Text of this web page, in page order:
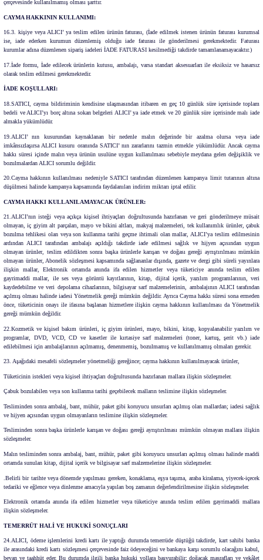
çerçevesinde kullanılmamış olması şarttır.
CAYMA HAKKININ KULLANIMI:
16.3. kişiye veya ALICI’ ya teslim edilen ürünün faturası, (İade edilmek istenen ürünün faturası kurumsal
ise, iade ederken kurumun düzenlemiş olduğu iade faturası ile gönderilmesi gerekmektedir. Faturası
kurumlar adına düzenlenen sipariş iadeleri İADE FATURASI kesilmediği takdirde tamamlanamayacaktır.)
17.İade formu, İade edilecek ürünlerin kutusu, ambalajı, varsa standart aksesuarları ile eksiksiz ve hasarsız
olarak teslim edilmesi gerekmektedir.
İADE KOŞULLARI:
18.SATICI, cayma bildiriminin kendisine ulaşmasından itibaren en geç 10 günlük süre içerisinde toplam
bedeli ve ALICI’yı borç altına sokan belgeleri ALICI’ ya iade etmek ve 20 günlük süre içerisinde malı iade
almakla yükümlüdür.
19.ALICI’ nın kusurundan kaynaklanan bir nedenle malın değerinde bir azalma olursa veya iade
imkânsızlaşırsa ALICI kusuru oranında SATICI’ nın zararlarını tazmin etmekle yükümlüdür. Ancak cayma
hakkı süresi içinde malın veya ürünün usulüne uygun kullanılması sebebiyle meydana gelen değişiklik ve
bozulmalardan ALICI sorumlu değildir.
20.Cayma hakkının kullanılması nedeniyle SATICI tarafından düzenlenen kampanya limit tutarının altına
düşülmesi halinde kampanya kapsamında faydalanılan indirim miktarı iptal edilir.
CAYMA HAKKI KULLANILAMAYACAK ÜRÜNLER:
21.ALICI’nın isteği veya açıkça kişisel ihtiyaçları doğrultusunda hazırlanan ve geri gönderilmeye müsait
olmayan, iç giyim alt parçaları, mayo ve bikini altları, makyaj malzemeleri, tek kullanımlık ürünler, çabuk
bozulma tehlikesi olan veya son kullanma tarihi geçme ihtimali olan mallar, ALICI’ya teslim edilmesinin
ardından ALICI tarafından ambalajı açıldığı takdirde iade edilmesi sağlık ve hijyen açısından uygun
olmayan ürünler, teslim edildikten sonra başka ürünlerle karışan ve doğası gereği ayrıştırılması mümkün
olmayan ürünler, Abonelik sözleşmesi kapsamında sağlananlar dışında, gazete ve dergi gibi süreli yayınlara
ilişkin mallar, Elektronik ortamda anında ifa edilen hizmetler veya tüketiciye anında teslim edilen
gayrimaddi mallar, ile ses veya görüntü kayıtlarının, kitap, dijital içerik, yazılım programlarının, veri
kaydedebilme ve veri depolama cihazlarının, bilgisayar sarf malzemelerinin, ambalajının ALICI tarafından
açılmış olması halinde iadesi Yönetmelik gereği mümkün değildir. Ayrıca Cayma hakkı süresi sona ermeden
önce, tüketicinin onayı ile ifasına başlanan hizmetlere ilişkin cayma hakkının kullanılması da Yönetmelik
gereği mümkün değildir.
22.Kozmetik ve kişisel bakım ürünleri, iç giyim ürünleri, mayo, bikini, kitap, kopyalanabilir yazılım ve
programlar, DVD, VCD, CD ve kasetler ile kırtasiye sarf malzemeleri (toner, kartuş, şerit vb.) iade
edilebilmesi için ambalajlarının açılmamış, denenmemiş, bozulmamış ve kullanılmamış olmaları gerekir.
23. Aşağıdaki mesafeli sözleşmeler yönetmeliği gereğince; cayma hakkının kullanılmayacak ürünler,
Tüketicinin istekleri veya kişisel ihtiyaçları doğrultusunda hazırlanan mallara ilişkin sözleşmeler.
Çabuk bozulabilen veya son kullanma tarihi geçebilecek malların teslimine ilişkin sözleşmeler.
Tesliminden sonra ambalaj, bant, mühür, paket gibi koruyucu unsurları açılmış olan mallardan; iadesi sağlık
ve hijyen açısından uygun olmayanların teslimine ilişkin sözleşmeler.
Tesliminden sonra başka ürünlerle karışan ve doğası gereği ayrıştırılması mümkün olmayan mallara ilişkin
sözleşmeler.
Malın tesliminden sonra ambalaj, bant, mühür, paket gibi koruyucu unsurları açılmış olması halinde maddi
ortamda sunulan kitap, dijital içerik ve bilgisayar sarf malzemelerine ilişkin sözleşmeler.
.Belirli bir tarihte veya dönemde yapılması gereken, konaklama, eşya taşıma, araba kiralama, yiyecek-içecek
tedariki ve eğlence veya dinlenme amacıyla yapılan boş zamanın değerlendirilmesine ilişkin sözleşmeler.
Elektronik ortamda anında ifa edilen hizmetler veya tüketiciye anında teslim edilen gayrimaddi mallara
ilişkin sözleşmeler.
TEMERRÜT HALİ VE HUKUKİ SONUÇLARI
24.ALICI, ödeme işlemlerini kredi kartı ile yaptığı durumda temerrüde düştüğü takdirde, kart sahibi banka
ile arasındaki kredi kartı sözleşmesi çerçevesinde faiz ödeyeceğini ve bankaya karşı sorumlu olacağını kabul,
beyan ve taahhüt eder. Bu durumda ilgili banka hukuki yollara başvurabilir; doğacak masrafları ve vekâlet